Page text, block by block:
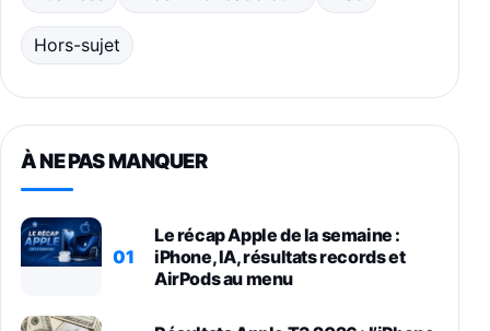
Hors-sujet
À NE PAS MANQUER
01
Le récap Apple de la semaine :
iPhone, IA, résultats records et
AirPods au menu